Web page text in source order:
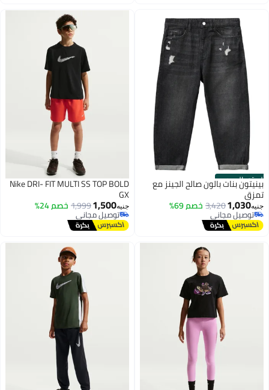
الستور الرسمي
بينيتون بنات بالون صالح الجينز مع
تمزق
جنيه1,030
3,420خصم 69%
توصيل مجاني
توصيل مجاني
Nike DRI- FIT MULTI SS TOP BOLD
GX
جنيه1,500
1,999خصم 24%
توصيل مجاني
توصيل مجاني